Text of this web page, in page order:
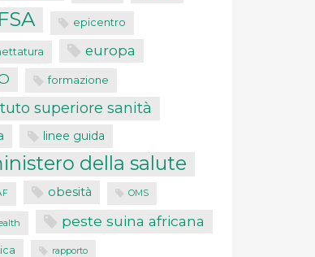
epicentro
europa
formazione
superiore sanità
linee guida
della salute
obesità OMS
peste suina africana
rapporto